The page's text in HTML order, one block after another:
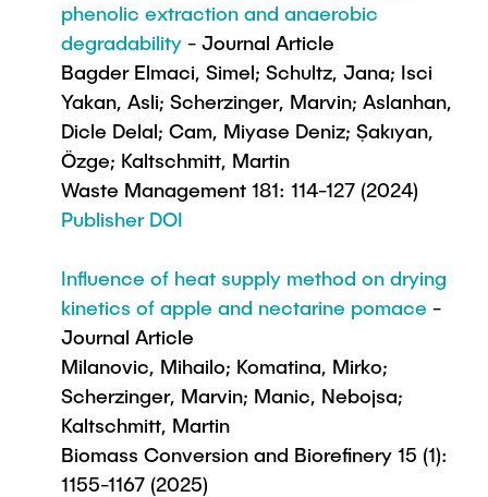
phenolic extraction and anaerobic
degradability - Journal Article
Bagder Elmaci, Simel; Schultz, Jana; Isci
Yakan, Asli; Scherzinger, Marvin; Aslanhan,
Dicle Delal; Cam, Miyase Deniz; Şakıyan,
Özge; Kaltschmitt, Martin
Waste Management 181: 114-127 (2024)
Publisher DOI
Influence of heat supply method on drying
kinetics of apple and nectarine pomace -
Journal Article
Milanovic, Mihailo; Komatina, Mirko;
Scherzinger, Marvin; Manic, Nebojsa;
Kaltschmitt, Martin
Biomass Conversion and Biorefinery 15 (1):
1155-1167 (2025)